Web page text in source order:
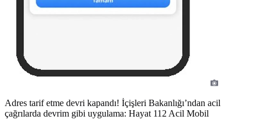
Adres tarif etme devri kapandı! İçişleri Bakanlığı’ndan acil
çağrılarda devrim gibi uygulama: Hayat 112 Acil Mobil